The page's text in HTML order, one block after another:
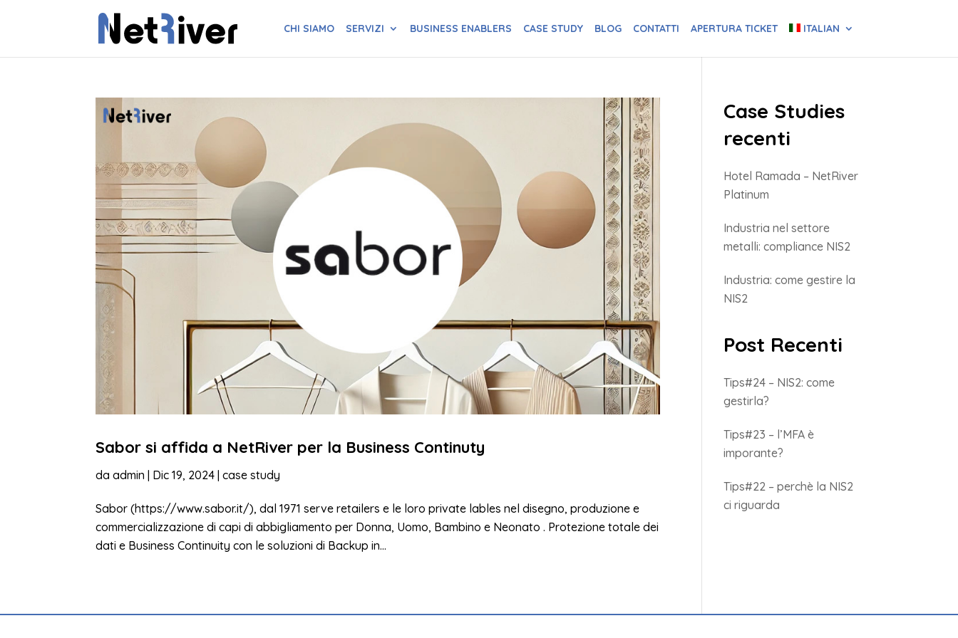
CHI SIAMO SERVIZI BUSINESS ENABLERS CASE STUDY BLOG CONTATTI APERTURA TICKET ITALIAN
Sabor si affida a NetRiver per la Business Continuty
daadmin | Dic 19, 2024 |case study
Sabor (https://www.sabor.it/), dal 1971 serve retailers e le loro private lables nel disegno, produzione e
commercializzazione di capi di abbigliamento per Donna, Uomo, Bambino e Neonato . Protezione totale dei
dati e Business Continuity con le soluzioni di Backup in...
Case Studies
recenti
Hotel Ramada – NetRiver
Platinum
Industria nel settore
metalli: compliance NIS2
Industria: come gestire la
NIS2
Post Recenti
Tips#24 – NIS2: come
gestirla?
Tips#23 – l’MFA è
imporante?
Tips#22 – perchè la NIS2
ci riguarda